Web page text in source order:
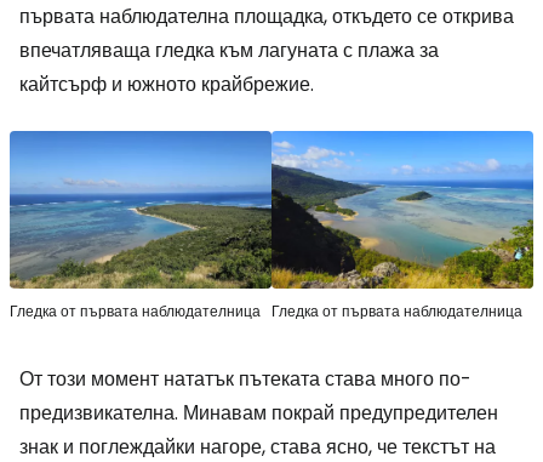
първата наблюдателна площадка, откъдето се открива
впечатляваща гледка към лагуната с плажа за
кайтсърф и южното крайбрежие.
Гледка от първата наблюдателница Гледка от първата наблюдателница
От този момент нататък пътеката става много по-
предизвикателна. Минавам покрай предупредителен
знак и поглеждайки нагоре, става ясно, че текстът на